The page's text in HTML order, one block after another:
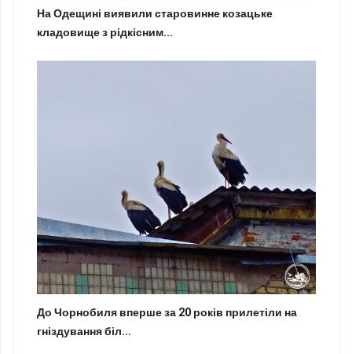
На Одещині виявили старовинне козацьке
кладовище з рідкісним...
До Чорнобиля вперше за 20 років прилетіли на
гніздування біл...